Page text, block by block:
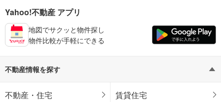
Yahoo!不動産 アプリ
地図でサクッと物件探し
物件比較が手軽にできる
不動産情報を探す
不動産・住宅 賃貸住宅